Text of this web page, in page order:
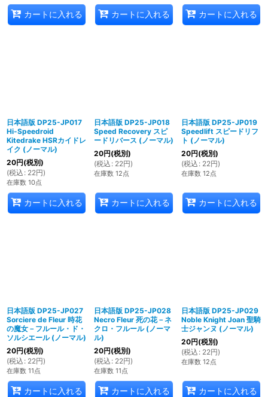
カートに入れる カートに入れる カートに入れる
日本語版 DP25-JP017
Hi-Speedroid
Kitedrake HSRカイドレ
イク (ノーマル)
20円(税別)
(税込 : 22円)
在庫数 10点
カートに入れる
日本語版 DP25-JP018
Speed Recovery スピ
ードリバース (ノーマル)
20円(税別)
(税込 : 22円)
在庫数 12点
カートに入れる
日本語版 DP25-JP019
Speedlift スピードリフ
ト (ノーマル)
20円(税別)
(税込 : 22円)
在庫数 12点
カートに入れる
日本語版 DP25-JP027
Sorciere de Fleur 時花
の魔女－フルール・ド・
ソルシエール (ノーマル)
20円(税別)
(税込 : 22円)
在庫数 11点
カートに入れる
日本語版 DP25-JP028
Necro Fleur 死の花－ネ
クロ・フルール (ノーマ
ル)
20円(税別)
(税込 : 22円)
在庫数 11点
カートに入れる
日本語版 DP25-JP029
Noble Knight Joan 聖騎
士ジャンヌ (ノーマル)
20円(税別)
(税込 : 22円)
在庫数 12点
カートに入れる